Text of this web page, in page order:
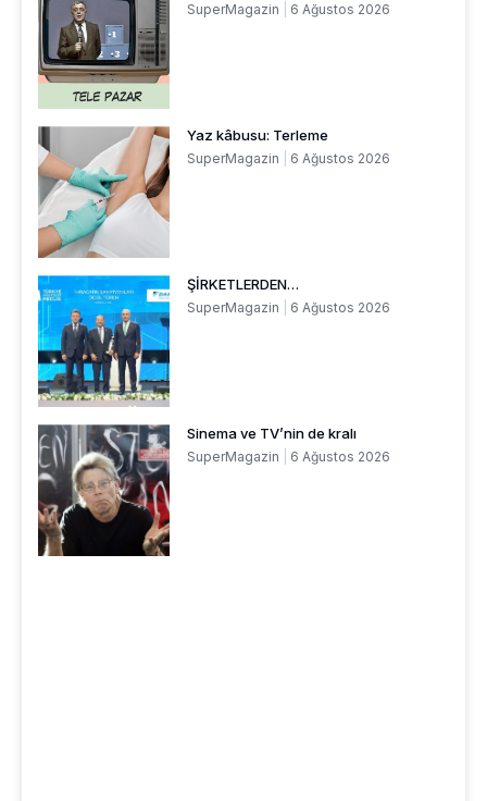
SuperMagazin 6 Ağustos 2026
Yaz kâbusu: Terleme
SuperMagazin 6 Ağustos 2026
ŞİRKETLERDEN…
SuperMagazin 6 Ağustos 2026
Sinema ve TV’nin de kralı
SuperMagazin 6 Ağustos 2026